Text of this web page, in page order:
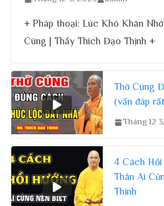
+ Pháp thoại: Lúc Khó Khăn
Cùng | Thầy Thích Đạo Thịnh +
Thờ Cúng
(vấn đáp
Tháng 12
4 Cách
Thân Ai
Thịnh